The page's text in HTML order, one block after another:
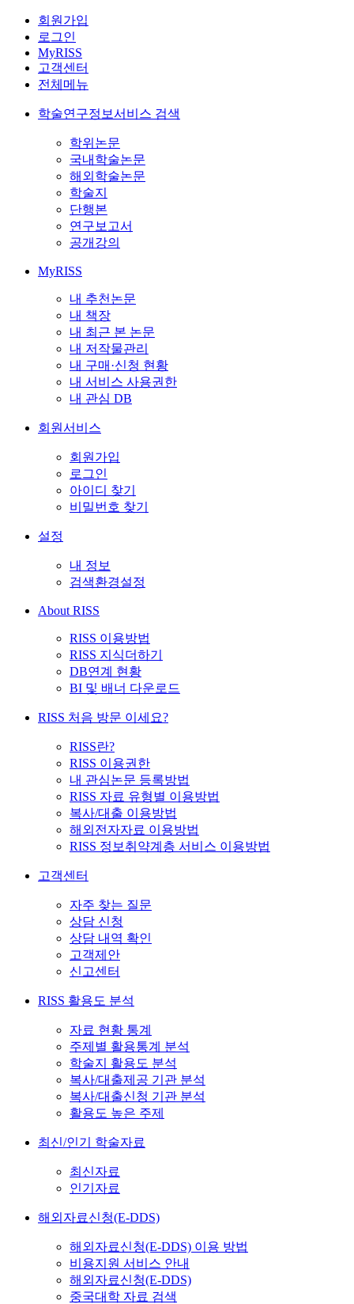
회원가입
로그인
MyRISS
고객센터
전체메뉴
학술연구정보서비스 검색
학위논문
국내학술논문
해외학술논문
학술지
단행본
연구보고서
공개강의
MyRISS
내 추천논문
내 책장
내 최근 본 논문
내 저작물관리
내 구매·신청 현황
내 서비스 사용권한
내 관심 DB
회원서비스
회원가입
로그인
아이디 찾기
비밀번호 찾기
설정
내 정보
검색환경설정
About RISS
RISS 이용방법
RISS 지식더하기
DB연계 현황
BI 및 배너 다운로드
RISS 처음 방문 이세요?
RISS란?
RISS 이용권한
내 관심논문 등록방법
RISS 자료 유형별 이용방법
복사/대출 이용방법
해외전자자료 이용방법
RISS 정보취약계층 서비스 이용방법
고객센터
자주 찾는 질문
상담 신청
상담 내역 확인
고객제안
신고센터
RISS 활용도 분석
자료 현황 통계
주제별 활용통계 분석
학술지 활용도 분석
복사/대출제공 기관 분석
복사/대출신청 기관 분석
활용도 높은 주제
최신/인기 학술자료
최신자료
인기자료
해외자료신청(E-DDS)
해외자료신청(E-DDS) 이용 방법
비용지원 서비스 안내
해외자료신청(E-DDS)
중국대학 자료 검색